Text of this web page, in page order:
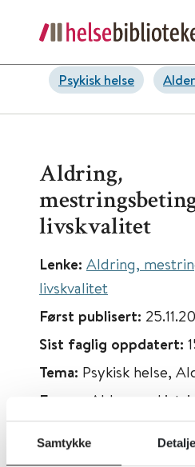
Samtykke
Psykisk helse
Aldring,
livskvalitet
Lenke: Aldring,
livskvalitet
Først publisert:
Sist faglig oppdatert:
Tema: Psykisk helse,
Emner: Alderspsykiatri
Dokumenttype:
Utgiver: